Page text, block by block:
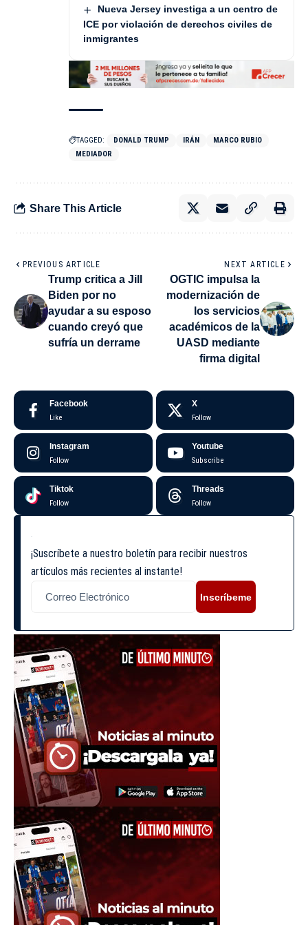
Nueva Jersey investiga a un centro de
ICE por violación de derechos civiles de
inmigrantes
TAGGED: DONALD TRUMP IRÁN
MARCO RUBIO
MEDIADOR
Share This Article
PREVIOUS ARTICLE
Trump critica a Jill
Biden por no
ayudar a su esposo
cuando creyó que
sufría un derrame
NEXT ARTICLE
OGTIC impulsa la
modernización de
los servicios
académicos de la
UASD mediante
firma digital
Facebook
Like
X
Follow
Instagram
Follow
Youtube
Subscribe
Tiktok
Follow
Threads
Follow
¡Suscríbete a nuestro boletín para recibir nuestros
artículos más recientes al instante!
Inscríbeme